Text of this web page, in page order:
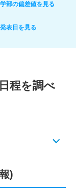
部の偏差値を見る
表日を見る
程を調べ
)